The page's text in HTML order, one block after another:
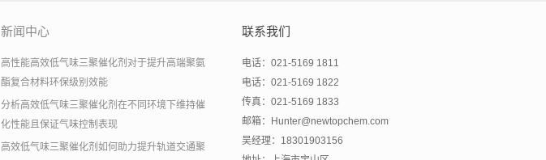
新闻中心
高性能高效低气味三聚催化剂对于提升高端聚氨
酯复合材料环保级别效能
分析高效低气味三聚催化剂在不同环境下维持催
化性能且保证气味控制表现
高效低气味三聚催化剂如何助力提升轨道交通聚
联系我们
电话：021-5169 1811
电话：021-5169 1822
传真：021-5169 1833
邮箱：Hunter@newtopchem.com
吴经理：18301903156